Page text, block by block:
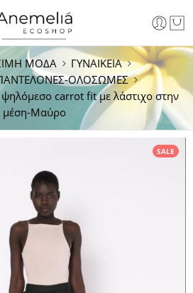
ΜΟΔΑ
ΓΥΝΑΙΚΕΙΑ
ΟΛΟΣΩΜΕΣ
carrot fit με λάστιχο στην
μέση-Μαύρο
SALE